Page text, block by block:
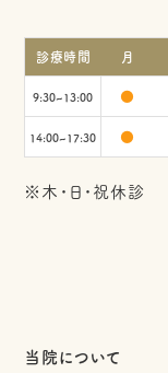
診療時間 月
9:30~13:00 ●
14:00~17:30 ●
※木・日・祝休診
当院について